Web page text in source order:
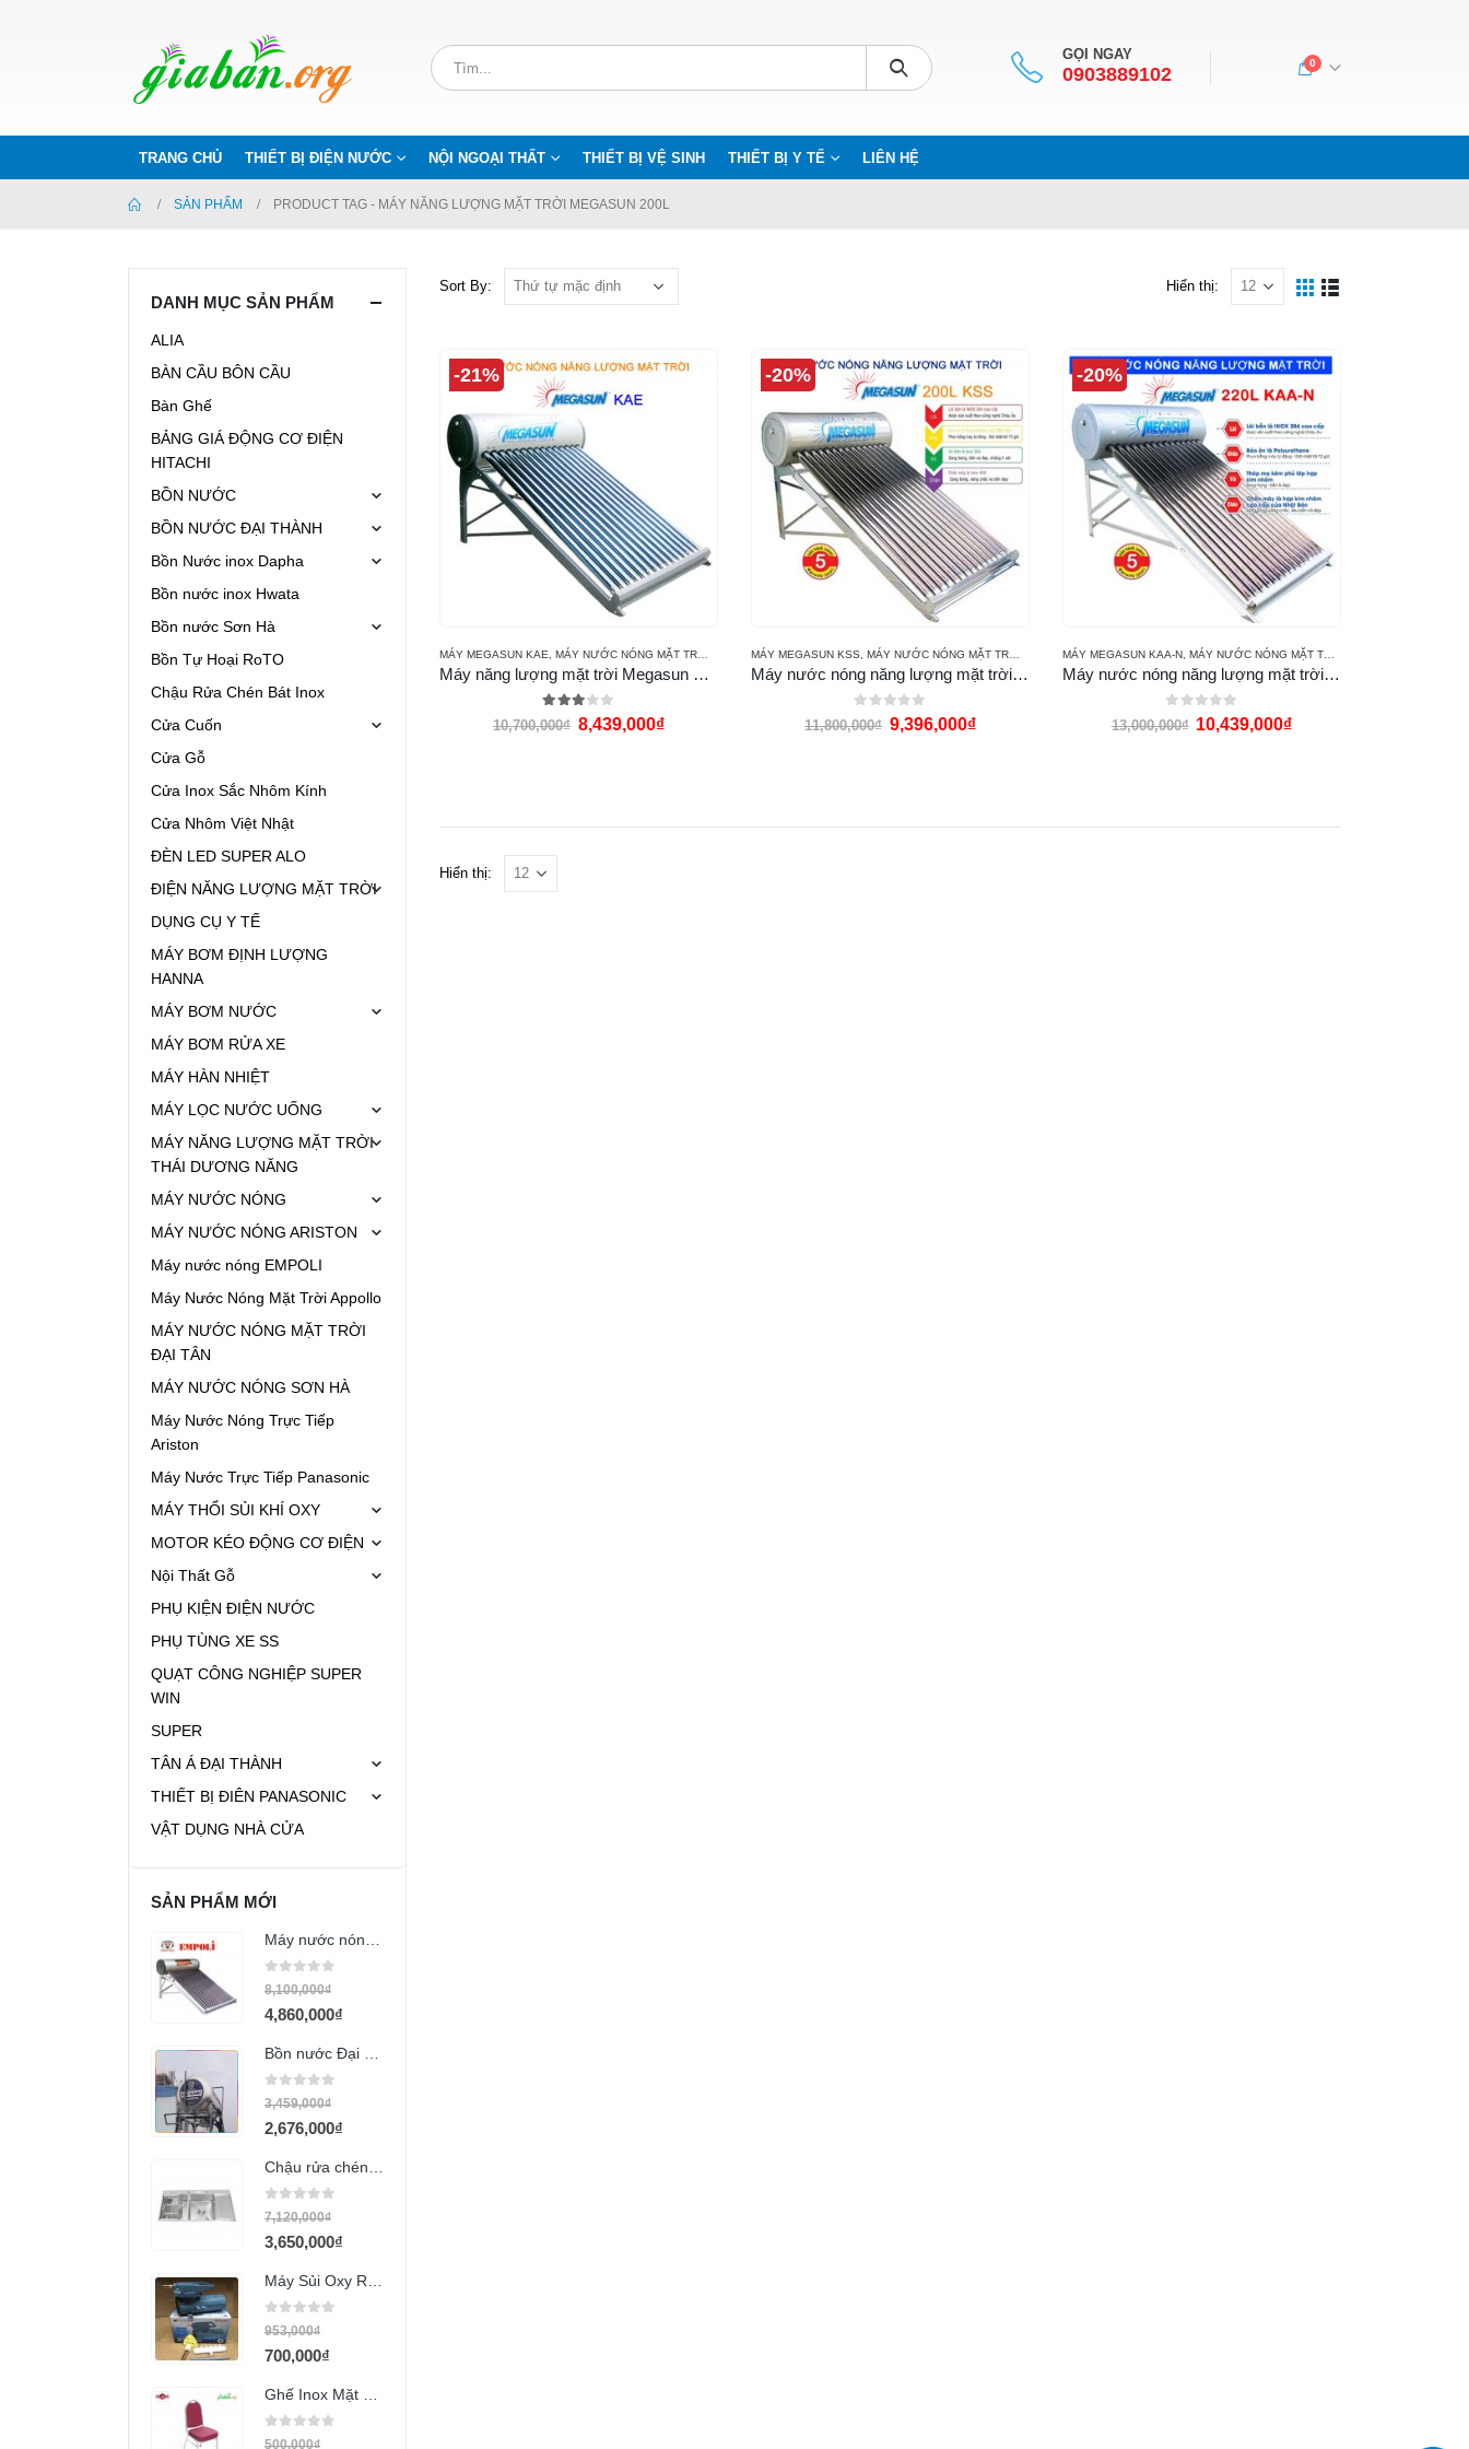
GỌI NGAY
0903889102
0
TRANG CHỦ THIẾT BỊ ĐIỆN NƯỚC NỘI NGOẠI THẤT THIẾT BỊ VỆ SINH THIẾT BỊ Y TẾ LIÊN HỆ
SẢN PHẨM PRODUCT TAG - MÁY NĂNG LƯỢNG MẶT TRỜI MEGASUN 200L
Sort By: Hiển thị:
-21%
MÁY MEGASUN KAE MÁY NƯỚC NÓNG MẶT TRỜI MEGASUN
Máy năng lượng mặt trời Megasun 200L KAE
3.00 out of 5
10,700,000₫ 8,439,000₫
-20%
MÁY MEGASUN KSS MÁY NƯỚC NÓNG MẶT TRỜI MEGASUN
Máy nước nóng năng lượng mặt trời Megasun 200l KSS
0out of 5
11,800,000₫ 9,396,000₫
-20%
MÁY MEGASUN KAA-N, MÁY NƯỚC NÓNG MẶT TRỜI MEGASUN
Máy nước nóng năng lượng mặt trời Megasun 200l KAA-N
0 out of 5
13,000,000₫ 10,439,000₫
Hiển thị:
DANH MỤC SẢN PHẨM
ALIA
BÀN CẦU BÔN CẦU
Bàn Ghế
BẢNG GIÁ ĐỘNG CƠ ĐIỆN
HITACHI
BỒN NƯỚC
BỒN NƯỚC ĐẠI THÀNH
Bồn Nước inox Dapha
Bồn nước inox Hwata
Bồn nước Sơn Hà
Bồn Tự Hoại RoTO
Chậu Rửa Chén Bát Inox
Cửa Cuốn
Cửa Gỗ
Cửa Inox Sắc Nhôm Kính
Cửa Nhôm Việt Nhật
ĐÈN LED SUPER ALO
ĐIỆN NĂNG LƯỢNG MẶT TRỜI
DỤNG CỤ Y TẾ
MÁY BƠM ĐỊNH LƯỢNG
HANNA
MÁY BƠM NƯỚC
MÁY BƠM RỬA XE
MÁY HÀN NHIỆT
MÁY LỌC NƯỚC UỐNG
MÁY NĂNG LƯỢNG MẶT TRỜI
THÁI DƯƠNG NĂNG
MÁY NƯỚC NÓNG
MÁY NƯỚC NÓNG ARISTON
Máy nước nóng EMPOLI
Máy Nước Nóng Mặt Trời Appollo
MÁY NƯỚC NÓNG MẶT TRỜI
ĐẠI TÂN
MÁY NƯỚC NÓNG SƠN HÀ
Máy Nước Nóng Trực Tiếp
Ariston
Máy Nước Trực Tiếp Panasonic
MÁY THỔI SỦI KHÍ OXY
MOTOR KÉO ĐỘNG CƠ ĐIỆN
Nội Thất Gỗ
PHỤ KIỆN ĐIỆN NƯỚC
PHỤ TÙNG XE SS
QUẠT CÔNG NGHIỆP SUPER
WIN
SUPER
TÂN Á ĐẠI THÀNH
THIẾT BỊ ĐIÊN PANASONIC
VẬT DỤNG NHÀ CỬA
SẢN PHẨM MỚI
Máy nước nóng mặt trời Empoli 150l PVDF
0 out of 5
8,100,000₫
4,860,000₫
Bồn nước Đại Thành 700l ngang
0 out of 5
3,459,000₫
2,676,000₫
Chậu rửa chén 2 hộc 10048DC
0 out of 5
7,120,000₫
3,650,000₫
Máy Sủi Oxy Resun MPQ-902 (12V-18W)
0out of 5
953,000₫
700,000₫
Ghế Inox Mặt Nệm Simili GCD31
0out of 5
500,000₫